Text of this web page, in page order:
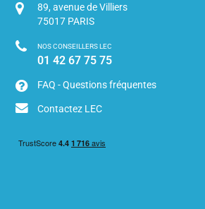
89, avenue de Villiers
75017 PARIS
NOS CONSEILLERS LEC
01 42 67 75 75
FAQ - Questions fréquentes
Contactez LEC